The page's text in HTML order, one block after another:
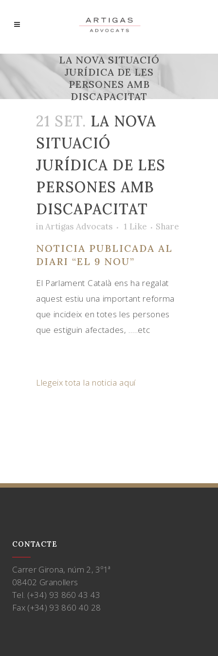
LA NOVA SITUACIÓ
JURÍDICA DE LES
PERSONES AMB
DISCAPACITAT
21 SET. LA NOVA
SITUACIÓ
JURÍDICA DE LES
PERSONES AMB
DISCAPACITAT
inArtigas Advocats 1 Like Share
NOTICIA PUBLICADA AL
DIARI “EL 9 NOU”
El Parlament Català ens ha regalat
aquest estiu una important reforma
que incideix en totes les persones
que estiguin afectades, …..etc
Llegeix tota la noticia aquí
CONTACTE
Carrer Girona, núm 2, 3º1ª
08402 Granollers
Tel. (+34) 93 860 43 43
Fax (+34) 93 860 40 28